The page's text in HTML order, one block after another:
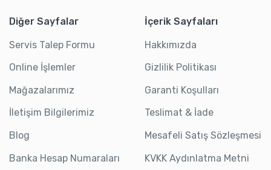
Diğer Sayfalar
Servis Talep Formu
Online İşlemler
Mağazalarımız
İletişim Bilgilerimiz
Blog
Banka Hesap Numaraları
İçerik Sayfaları
Hakkımızda
Gizlilik Politikası
Garanti Koşulları
Teslimat & İade
Mesafeli Satış Sözleşmesi
KVKK Aydınlatma Metni